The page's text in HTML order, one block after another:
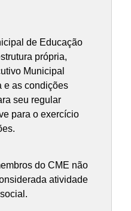
de Educação
própria,
Municipal
e as condições
seu regular
para o exercício
do CME não
atividade